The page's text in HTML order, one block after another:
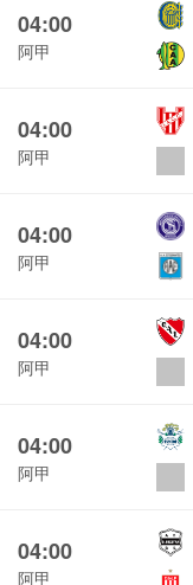
04:00
阿甲
04:00
阿甲
04:00
阿甲
04:00
阿甲
04:00
阿甲
04:00
阿甲